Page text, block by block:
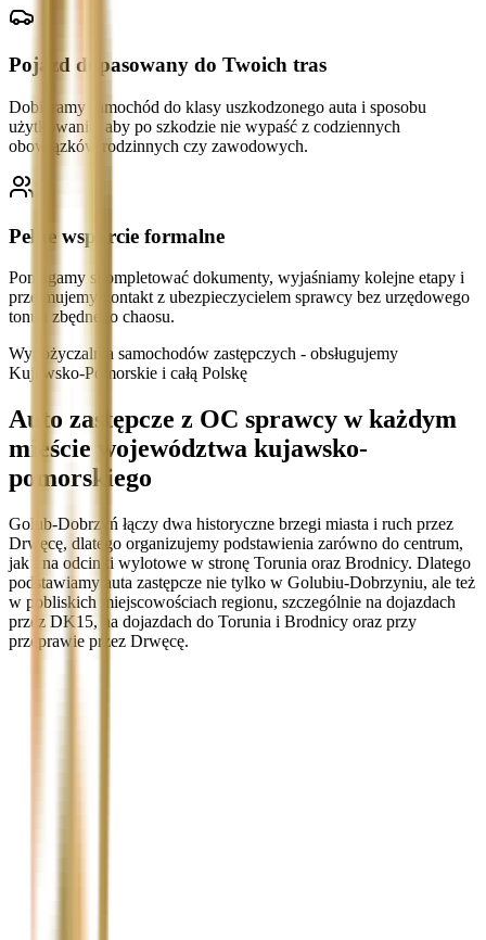
Pojazd dopasowany do Twoich tras
Dobieramy samochód do klasy uszkodzonego auta i sposobu
użytkowania, aby po szkodzie nie wypaść z codziennych
obowiązków rodzinnych czy zawodowych.
Pełne wsparcie formalne
Pomagamy skompletować dokumenty, wyjaśniamy kolejne etapy i
przejmujemy kontakt z ubezpieczycielem sprawcy bez urzędowego
tonu i zbędnego chaosu.
Wypożyczalnia samochodów zastępczych - obsługujemy
Kujawsko-Pomorskie i całą Polskę
Auto zastępcze z OC sprawcy w każdym
mieście województwa kujawsko-
pomorskiego
Golub-Dobrzyń łączy dwa historyczne brzegi miasta i ruch przez
Drwęcę, dlatego organizujemy podstawienia zarówno do centrum,
jak i na odcinki wylotowe w stronę Torunia oraz Brodnicy. Dlatego
podstawiamy auta zastępcze nie tylko w Golubiu-Dobrzyniu, ale też
w pobliskich miejscowościach regionu, szczególnie na dojazdach
przez DK15, na dojazdach do Torunia i Brodnicy oraz przy
przeprawie przez Drwęcę.